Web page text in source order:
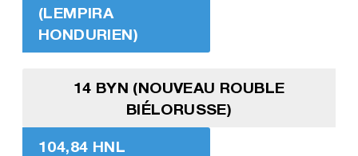
(LEMPIRA
HONDURIEN)
14 BYN (NOUVEAU ROUBLE
BIÉLORUSSE)
104,84 HNL